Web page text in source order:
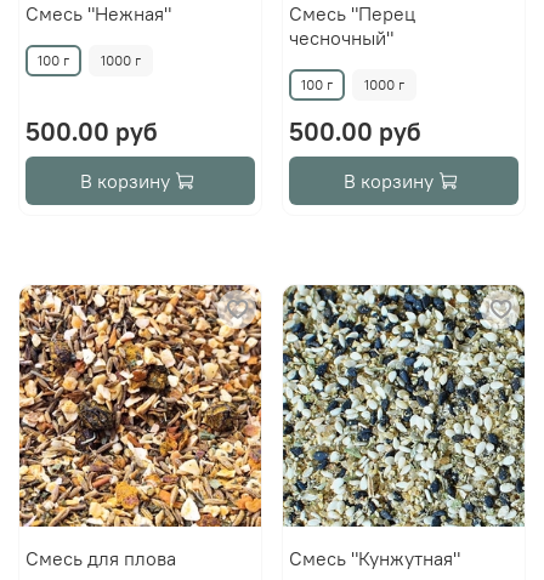
Смесь "Нежная"
100 г 1000 г
500.00 руб
В корзину
Смесь "Перец
чесночный"
100 г 1000 г
500.00 руб
В корзину
Смесь для плова Смесь "Кунжутная"